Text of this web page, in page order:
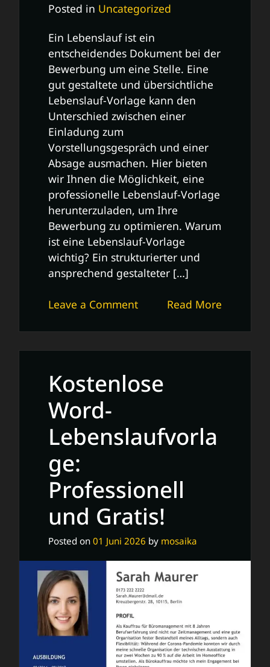
Posted in Uncategorized
Ein Lebenslauf ist ein
entscheidendes Dokument bei der
Bewerbung um eine Stelle. Eine
gut gestaltete und übersichtliche
Lebenslauf-Vorlage kann den
Unterschied zwischen einer
Einladung zum
Vorstellungsgespräch und einer
Absage ausmachen. Hier bieten
wir Ihnen die Möglichkeit, eine
professionelle Lebenslauf-Vorlage
herunterzuladen, um Ihre
Bewerbung zu optimieren. Warum
ist eine Lebenslauf-Vorlage
wichtig? Ein strukturierter und
ansprechend gestalteter […]
Read More
Leave a Commenton
Lebenslauf-
Vorlage
Optimieren
Bewerbung!
Kostenlose
Word-
Lebenslaufvorla
ge:
Professionell
und Gratis!
Posted on 01 Juni 2026 by mosaika